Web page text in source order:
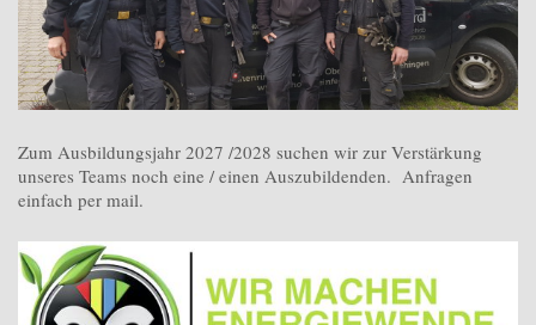
Zum Ausbildungsjahr 2027 /2028 suchen wir zur Verstärkung
unseres Teams noch eine / einen Auszubildenden. Anfragen
einfach per mail.